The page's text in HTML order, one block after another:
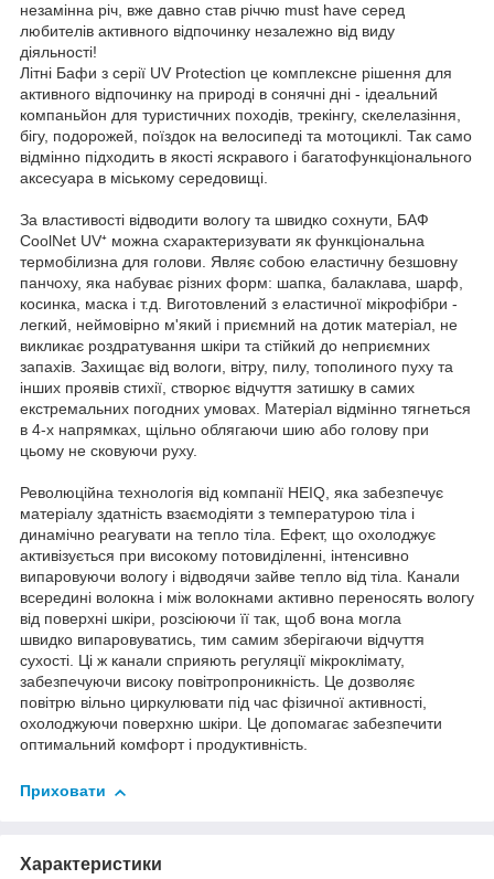
незамінна річ, вже давно став річчю must have серед
любителів активного відпочинку незалежно від виду
діяльності!
Літні Бафи з серії UV Protection це комплексне рішення для
активного відпочинку на природі в сонячні дні - ідеальний
компаньйон для туристичних походів, трекінгу, скелелазіння,
бігу, подорожей, поїздок на велосипеді та мотоциклі. Так само
відмінно підходить в якості яскравого і багатофункціонального
аксесуара в міському середовищі.
За властивості відводити вологу та швидко сохнути, БАФ
CoolNet UV⁺ можна схарактеризувати як функціональна
термобілизна для голови. Являє собою еластичну безшовну
панчоху, яка набуває різних форм: шапка, балаклава, шарф,
косинка, маска і т.д. Виготовлений з еластичної мікрофібри -
легкий, неймовірно м'який і приємний на дотик матеріал, не
викликає роздратування шкіри та стійкий до неприємних
запахів. Захищає від вологи, вітру, пилу, тополиного пуху та
інших проявів стихії, створює відчуття затишку в самих
екстремальних погодних умовах. Матеріал відмінно тягнеться
в 4-х напрямках, щільно облягаючи шию або голову при
цьому не сковуючи руху.
Революційна технологія від компанії HEIQ, яка забезпечує
матеріалу здатність взаємодіяти з температурою тіла і
динамічно реагувати на тепло тіла. Ефект, що охолоджує
активізується при високому потовиділенні, інтенсивно
випаровуючи вологу і відводячи зайве тепло від тіла. Канали
всередині волокна і між волокнами активно переносять вологу
від поверхні шкіри, розсіюючи її так, щоб вона могла
швидко випаровуватись, тим самим зберігаючи відчуття
сухості. Ці ж канали сприяють регуляції мікроклімату,
забезпечуючи високу повітропроникність. Це дозволяє
повітрю вільно циркулювати під час фізичної активності,
охолоджуючи поверхню шкіри. Це допомагає забезпечити
оптимальний комфорт і продуктивність.
Приховати
Характеристики